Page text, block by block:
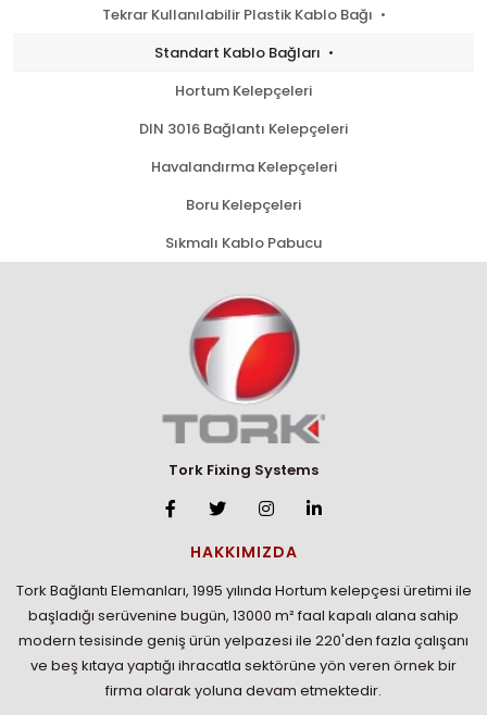
Tekrar Kullanılabilir Plastik Kablo Bağı
Standart Kablo Bağları
Hortum Kelepçeleri
DIN 3016 Bağlantı Kelepçeleri
Havalandırma Kelepçeleri
Boru Kelepçeleri
Sıkmalı Kablo Pabucu
Tork Fixing Systems
HAKKIMIZDA
Tork Bağlantı Elemanları, 1995 yılında Hortum kelepçesi üretimi ile
başladığı serüvenine bugün, 13000 m² faal kapalı alana sahip
modern tesisinde geniş ürün yelpazesi ile 220'den fazla çalışanı
ve beş kıtaya yaptığı ihracatla sektörüne yön veren örnek bir
firma olarak yoluna devam etmektedir.